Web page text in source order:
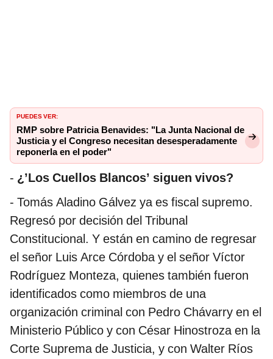
PUEDES VER:
RMP sobre Patricia Benavides: "La Junta Nacional de
Justicia y el Congreso necesitan desesperadamente
reponerla en el poder"
- ¿’Los Cuellos Blancos’ siguen vivos?
- Tomás Aladino Gálvez ya es fiscal supremo.
Regresó por decisión del Tribunal
Constitucional. Y están en camino de regresar
el señor Luis Arce Córdoba y el señor Víctor
Rodríguez Monteza, quienes también fueron
identificados como miembros de una
organización criminal con Pedro Chávarry en el
Ministerio Público y con César Hinostroza en la
Corte Suprema de Justicia, y con Walter Ríos